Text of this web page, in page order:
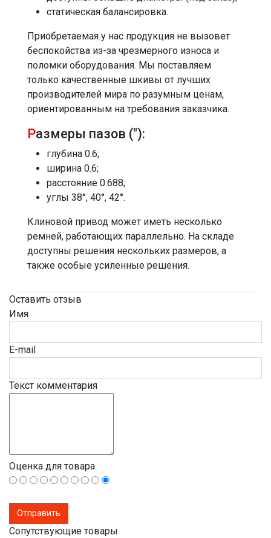
статическая балансировка.
Приобретаемая у нас продукция не вызовет
беспокойства из-за чрезмерного износа и
поломки оборудования. Мы поставляем
только качественные шкивы от лучших
производителей мира по разумным ценам,
ориентированным на требования заказчика.
Размеры пазов ("):
глубина 0.6;
ширина 0.6;
расстояние 0.688;
углы 38°, 40°, 42°.
Клиновой привод может иметь несколько
ремней, работающих параллельно. На складе
доступны решения нескольких размеров, а
также особые усиленные решения.
Оставить отзыв
Имя
E-mail
Текст комментария
Оценка для товара
Сопутствующие товары